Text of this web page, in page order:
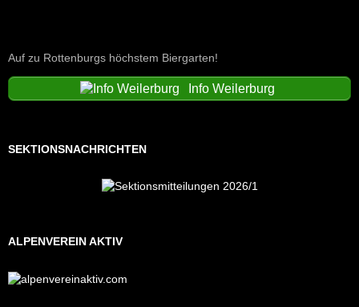
Auf zu Rottenburgs höchstem Biergarten!
Info Weilerburg
SEKTIONSNACHRICHTEN
ALPENVEREIN AKTIV